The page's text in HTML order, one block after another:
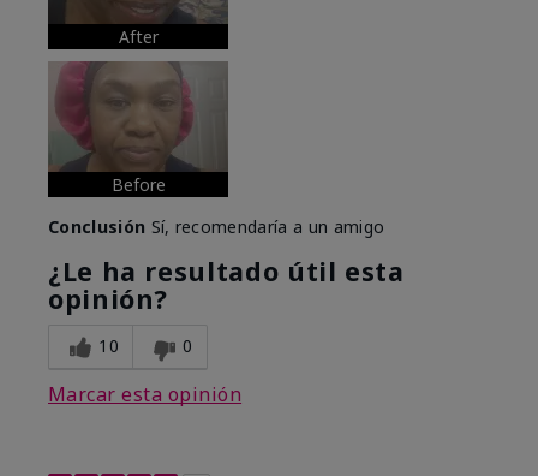
After
Before
Conclusión Sí, recomendaría a un amigo
¿Le ha resultado útil esta
opinión?
10 0
Marcar esta opinión